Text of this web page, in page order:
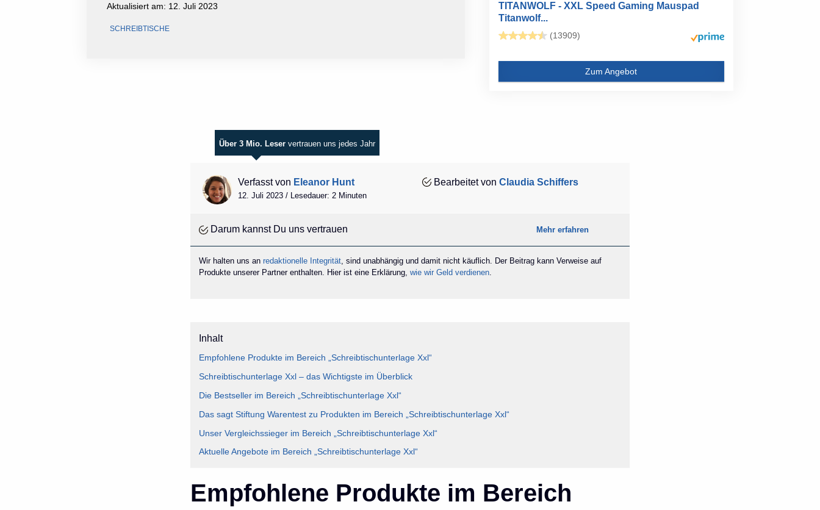
Aktualisiert am: 12. Juli 2023
SCHREIBTISCHE
TITANWOLF - XXL Speed Gaming Mauspad
Titanwolf...
(13909)
Zum Angebot
Über 3 Mio. Leser vertrauen uns jedes Jahr
Verfasst von Eleanor Hunt
12. Juli 2023 / Lesedauer: 2 Minuten
Bearbeitet von Claudia Schiffers
Darum kannst Du uns vertrauen Mehr erfahren
Wir halten uns anredaktionelle Integrität, sind unabhängig und damit nicht käuflich. Der Beitrag kann Verweise auf
Produkte unserer Partner enthalten. Hier ist eine Erklärung,wie wir Geld verdienen.
Inhalt
Empfohlene Produkte im Bereich „Schreibtischunterlage Xxl“
Schreibtischunterlage Xxl – das Wichtigste im Überblick
Die Bestseller im Bereich „Schreibtischunterlage Xxl“
Das sagt Stiftung Warentest zu Produkten im Bereich „Schreibtischunterlage Xxl“
Unser Vergleichssieger im Bereich „Schreibtischunterlage Xxl“
Aktuelle Angebote im Bereich „Schreibtischunterlage Xxl“
Empfohlene Produkte im Bereich